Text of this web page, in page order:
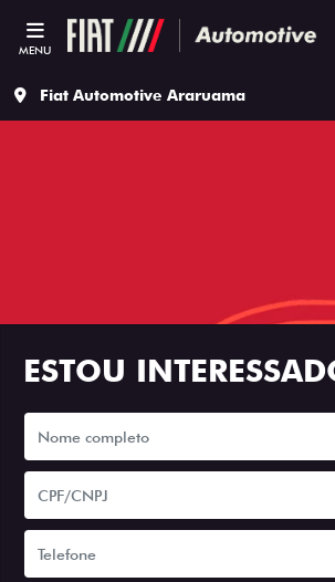
MENU
Fiat Automotive Araruama
ESTOU